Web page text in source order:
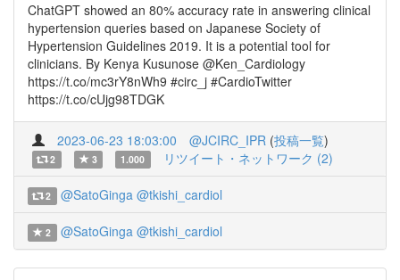
ChatGPT showed an 80% accuracy rate in answering clinical
hypertension queries based on Japanese Society of
Hypertension Guidelines 2019. It is a potential tool for
clinicians. By Kenya Kusunose @Ken_Cardiology
https://t.co/mc3rY8nWh9 #circ_j #CardioTwitter
https://t.co/cUjg98TDGK
2023-06-23 18:03:00 @JCIRC_IPR (投稿一覧)
2 3 1.000 リツイート・ネットワーク (2)
2 @SatoGinga @tkishi_cardiol
2 @SatoGinga @tkishi_cardiol